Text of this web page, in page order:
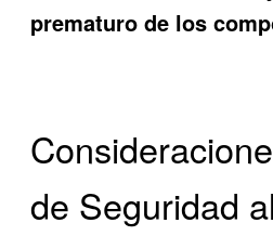
prematuro de los
de Seguridad